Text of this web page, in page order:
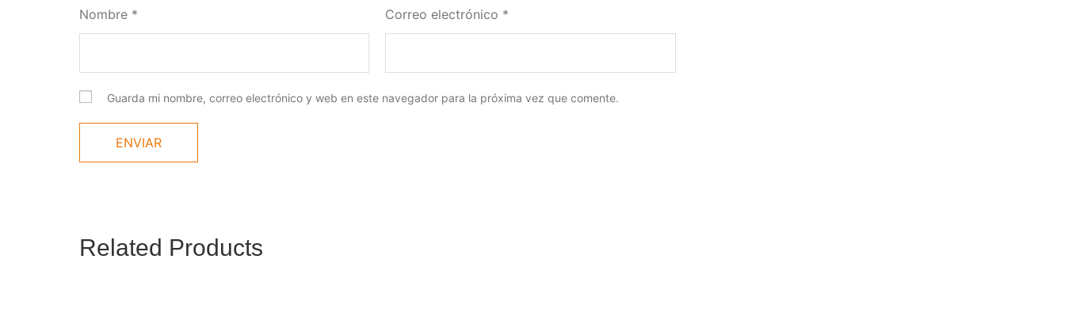
Nombre * Correo electrónico *
Guarda mi nombre, correo electrónico y web en este navegador para la próxima vez que comente.
Related Products